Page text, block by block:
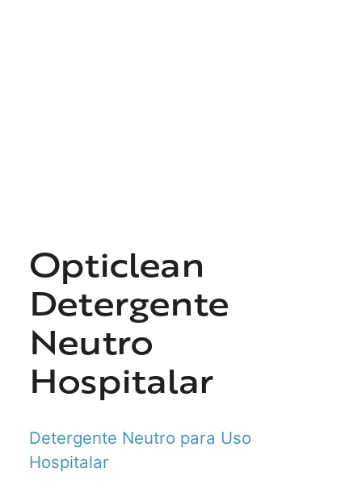
Opticlean
Detergente
Neutro
Hospitalar
Detergente Neutro para Uso
Hospitalar